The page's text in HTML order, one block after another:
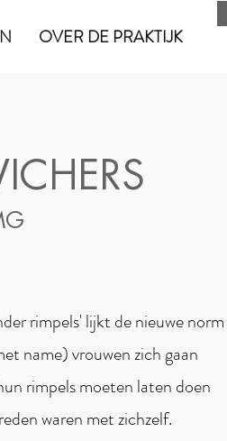
OVER DE PRAKTIJK
rimpels' lijkt de nieuwe norm
name) vrouwen zich gaan
rimpels moeten laten doen
waren met zichzelf.